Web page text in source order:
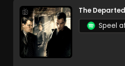
The
Speel